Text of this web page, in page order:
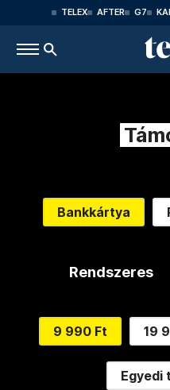
TELEX AFTER G7
Bankkártya
Rendszeres
9 990 Ft 19
Egyedi